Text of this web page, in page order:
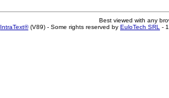
Best viewed with any
IntraText®(V89) - Some rights reserved by EuloTech SRL -